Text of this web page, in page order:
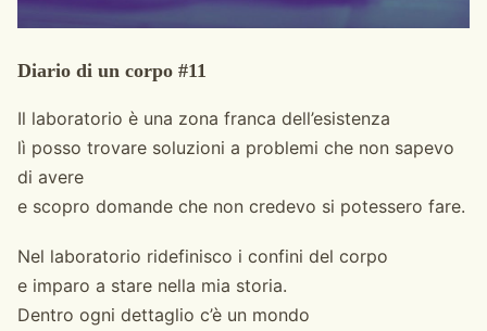
Diario di un corpo #11
Il laboratorio è una zona franca dell’esistenza
lì posso trovare soluzioni a problemi che non sapevo
di avere
e scopro domande che non credevo si potessero fare.
Nel laboratorio ridefinisco i confini del corpo
e imparo a stare nella mia storia.
Dentro ogni dettaglio c’è un mondo